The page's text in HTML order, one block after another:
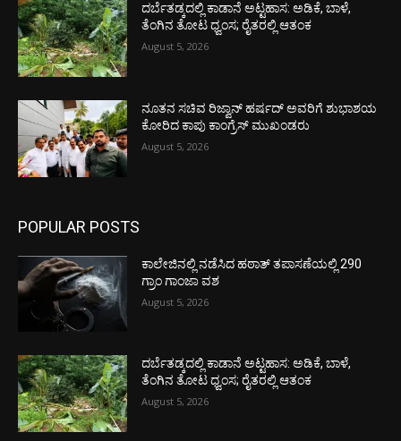
ದರ್ಬೆತಡ್ಕದಲ್ಲಿ ಕಾಡಾನೆ ಅಟ್ಟಹಾಸ: ಅಡಿಕೆ, ಬಾಳೆ,
ತೆಂಗಿನ ತೋಟ ಧ್ವಂಸ; ರೈತರಲ್ಲಿ ಆತಂಕ
August 5, 2026
ನೂತನ ಸಚಿವ ರಿಜ್ವಾನ್ ಹರ್ಷದ್ ಅವರಿಗೆ ಶುಭಾಶಯ
ಕೋರಿದ ಕಾಪು ಕಾಂಗ್ರೆಸ್ ಮುಖಂಡರು
August 5, 2026
POPULAR POSTS
ಕಾಲೇಜಿನಲ್ಲಿ ನಡೆಸಿದ ಹಠಾತ್ ತಪಾಸಣೆಯಲ್ಲಿ 290
ಗ್ರಾಂ ಗಾಂಜಾ ವಶ
August 5, 2026
ದರ್ಬೆತಡ್ಕದಲ್ಲಿ ಕಾಡಾನೆ ಅಟ್ಟಹಾಸ: ಅಡಿಕೆ, ಬಾಳೆ,
ತೆಂಗಿನ ತೋಟ ಧ್ವಂಸ; ರೈತರಲ್ಲಿ ಆತಂಕ
August 5, 2026